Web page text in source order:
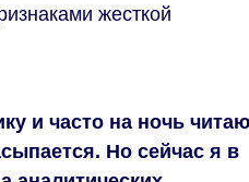
жесткой
и часто на ночь читаю
Но сейчас я в